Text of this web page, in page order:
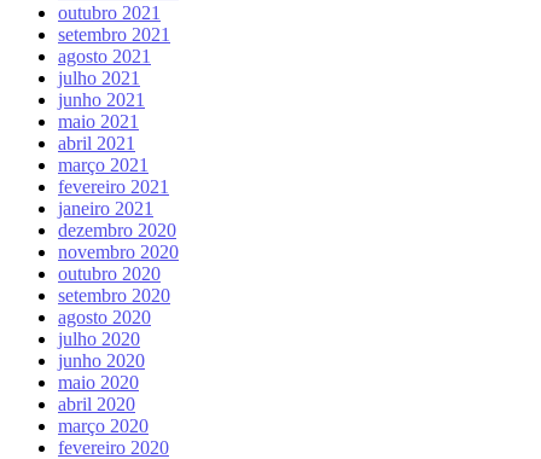
outubro 2021
setembro 2021
agosto 2021
julho 2021
junho 2021
maio 2021
abril 2021
março 2021
fevereiro 2021
janeiro 2021
dezembro 2020
novembro 2020
outubro 2020
setembro 2020
agosto 2020
julho 2020
junho 2020
maio 2020
abril 2020
março 2020
fevereiro 2020